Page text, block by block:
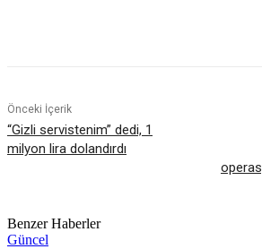
Önceki İçerik
“Gizli servistenim” dedi, 1
milyon lira dolandırdı
Benzer Haberler
Güncel